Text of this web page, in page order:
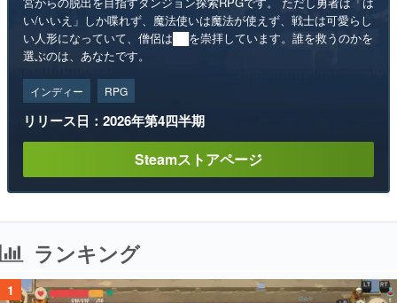
い/いいえ」しか喋れず、魔法使いは魔法が使えず、戦士は可愛らし
い人形になっていて、僧侶は██を崇拝しています。誰を救うのかを
選ぶのは、あなたです。
インディー RPG
リリース日：2026年第4四半期
Steamストアページ
ランキング
1